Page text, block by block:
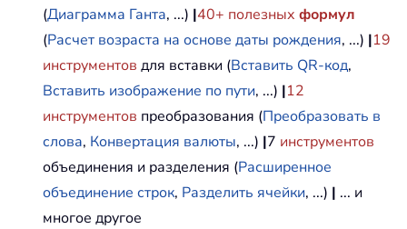
(Диаграмма Ганта, ...) |40+ полезных формул
(Расчет возраста на основе даты рождения, ...) |19
инструментов для вставки (Вставить QR-код,
Вставить изображение по пути, ...) |12
инструментов преобразования (Преобразовать в
слова, Конвертация валюты, ...) |7 инструментов
объединения и разделения (Расширенное
объединение строк, Разделить ячейки, ...) | ... и
многое другое